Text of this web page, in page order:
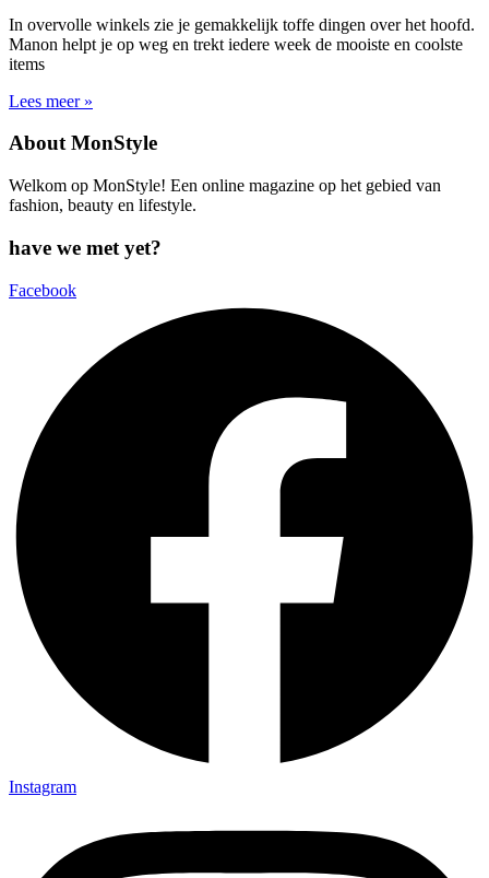
In overvolle winkels zie je gemakkelijk toffe dingen over het hoofd.
Manon helpt je op weg en trekt iedere week de mooiste en coolste
items
Lees meer »
About MonStyle
Welkom op MonStyle! Een online magazine op het gebied van
fashion, beauty en lifestyle.
have we met yet?
Facebook
Instagram